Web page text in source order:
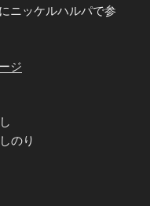
ニッケルハルパで参
ジ
のり